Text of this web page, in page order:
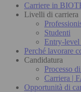
Carriere in
Livelli di carriera
Studenti
Entry-level
Perché lavorare
Candidatura
Processo
Carriera |
Opportunità di